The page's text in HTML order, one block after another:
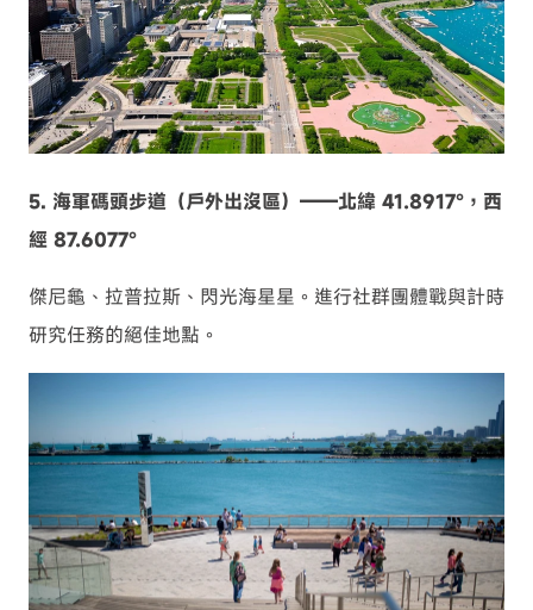
5. 海軍碼頭步道（戶外出沒區）——北緯 41.8917°，西
經 87.6077°
傑尼龜、拉普拉斯、閃光海星星。進行社群團體戰與計時
研究任務的絕佳地點。